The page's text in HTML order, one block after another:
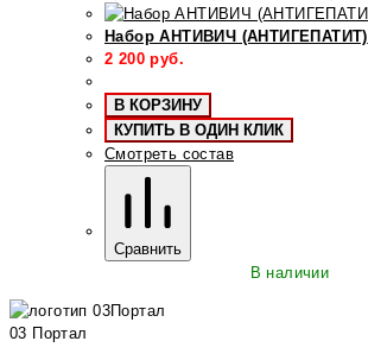
Набор АНТИВИЧ (АНТИГЕПАТИТ)
2 200 руб.
В КОРЗИНУ
КУПИТЬ В ОДИН КЛИК
Смотреть состав
Сравнить
В наличии
03 Портал